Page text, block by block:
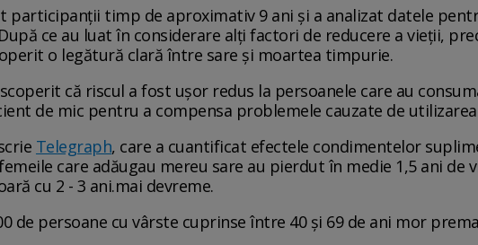
participanții timp de aproximativ 9 ani și a analizat datele
ce au luat în considerare alți factori de reducere a vieții,
o legătură clară între sare și moartea timpurie.
că riscul a fost ușor redus la persoanele care au
de mic pentru a compensa problemele cauzate de utilizarea
Telegraph, care a cuantificat efectele condimentelor
care adăugau mereu sare au pierdut în medie 1,5 ani de
cu 2 - 3 ani.mai devreme.
de persoane cu vârste cuprinse între 40 și 69 de ani mor